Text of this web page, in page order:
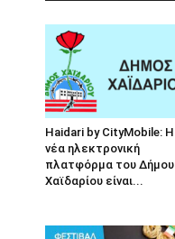
Haidari by CityMobile: Η
νέα ηλεκτρονική
πλατφόρμα του Δήμου
Χαϊδαρίου είναι...